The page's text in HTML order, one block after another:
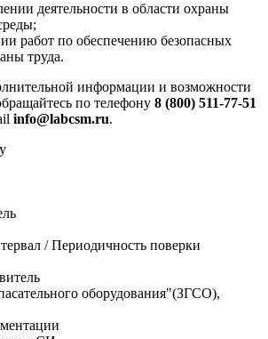
деятельности в области охраны
работ по обеспечению безопасных
труда.
информации и возможности
по телефону 8 (800) 511-77-51
info@labcsm.ru.
/ Периодичность поверки
оборудования"(ЗГСО),